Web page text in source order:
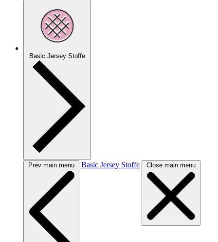
Basic Jersey Stoffe
Prev main menu Basic Jersey Stoffe Close main menu